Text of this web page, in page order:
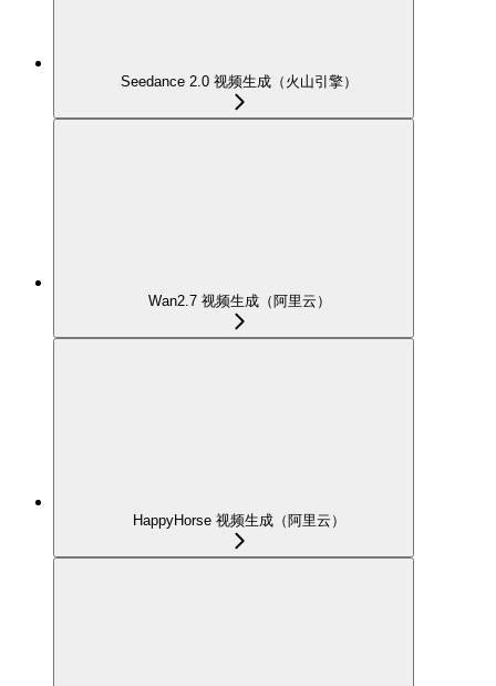
Seedance 2.0 视频生成（火山引擎）
Wan2.7 视频生成（阿里云）
HappyHorse 视频生成（阿里云）